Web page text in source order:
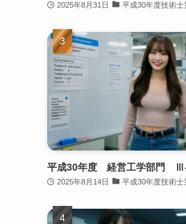
2025年8月31日 平成30年度技術士
平成30年度 経営工学部門
2025年8月14日 平成30年度技術士